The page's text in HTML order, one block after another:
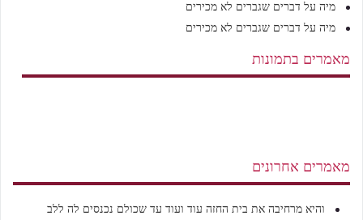
מאמרים אחרונים
והיא מרחיבה את בית החזה עוד ועוד עד שכולם נכנסים לה ללב
מיה על דברים שגברים לא מכירים
מיה על דברים שגברים לא מכירים
מאמרים בתמונות